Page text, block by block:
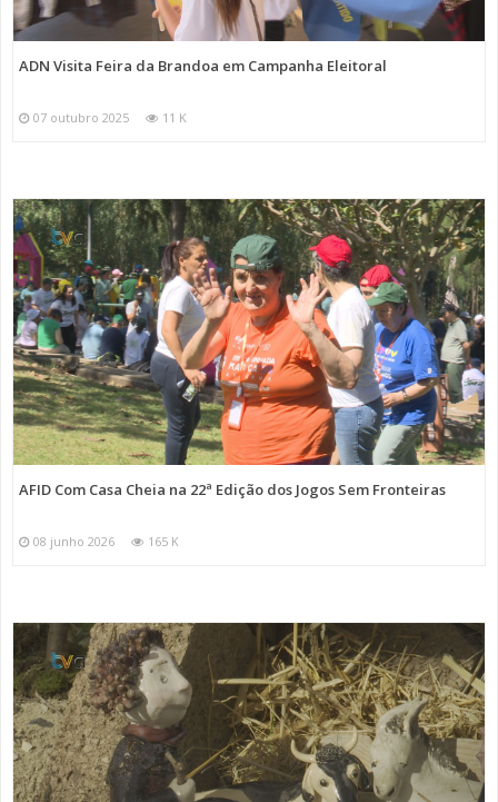
ADN Visita Feira da Brandoa em Campanha Eleitoral
07 outubro 2025 11 K
AFID Com Casa Cheia na 22ª Edição dos Jogos Sem Fronteiras
08 junho 2026 165 K